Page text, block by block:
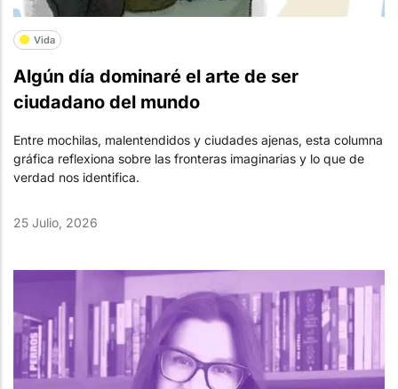
Vida
Algún día dominaré el arte de ser
ciudadano del mundo
Entre mochilas, malentendidos y ciudades ajenas, esta columna
gráfica reflexiona sobre las fronteras imaginarias y lo que de
verdad nos identifica.
25 Julio, 2026